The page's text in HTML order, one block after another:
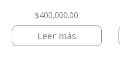
$400,000.00
Leer más